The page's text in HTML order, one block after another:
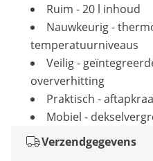
Ruim - 20 l inhoud
Nauwkeurig -
temperatuurniveaus
Veilig -
oververhitting
Praktisch -
Mobiel -
Verzendgegevens